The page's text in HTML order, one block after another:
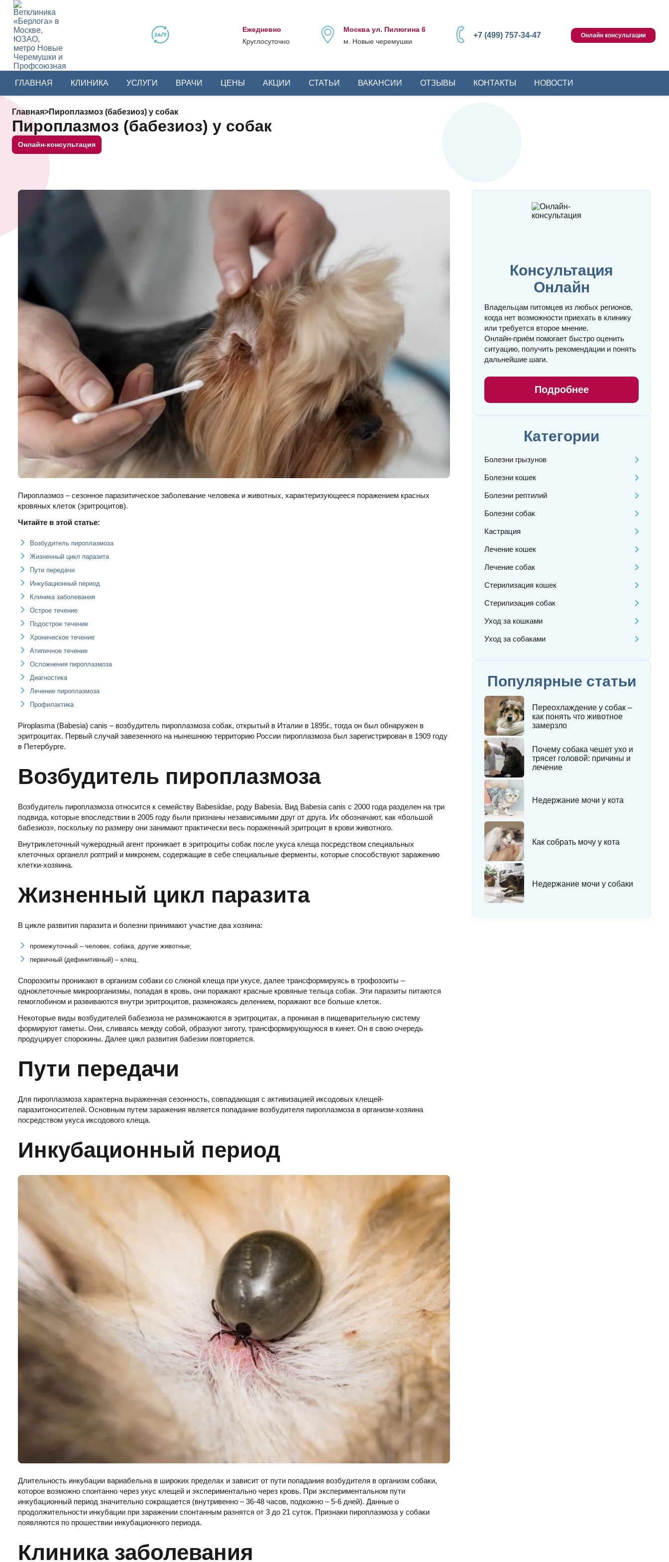
Ежедневно
Круглосуточно
Москва ул. Пилюгина 6
м. Новые черемушки
+7 (499) 757-34-47 Онлайн консультации
ГЛАВНАЯ КЛИНИКА УСЛУГИ ВРАЧИ ЦЕНЫ АКЦИИ СТАТЬИ ВАКАНСИИ ОТЗЫВЫ КОНТАКТЫ НОВОСТИ
Главная>Пироплазмоз (бабезиоз) у собак
Пироплазмоз (бабезиоз) у собак
Онлайн-консультация
Пироплазмоз – сезонное паразитическое заболевание человека и животных, характеризующееся поражением красных
кровяных клеток (эритроцитов).
Читайте в этой статье:
Возбудитель пироплазмоза
Жизненный цикл паразита
Пути передачи
Инкубационный период
Клиника заболевания
Острое течение
Подострое течение
Хроническое течение
Атипичное течение
Осложнения пироплазмоза
Диагностика
Лечение пироплазмоза
Профилактика
Piroplasma (Babesia) canis – возбудитель пироплазмоза собак, открытый в Италии в 1895г., тогда он был обнаружен в
эритроцитах. Первый случай завезенного на нынешнюю территорию России пироплазмоза был зарегистрирован в 1909 году
в Петербурге.
Возбудитель пироплазмоза
Возбудитель пироплазмоза относится к семейству Babesiidae, роду Babesia. Вид Babesia canis с 2000 года разделен на три
подвида, которые впоследствии в 2005 году были признаны независимыми друг от друга. Их обозначают, как «большой
бабезиоз», поскольку по размеру они занимают практически весь пораженный эритроцит в крови животного.
Внутриклеточный чужеродный агент проникает в эритроциты собак после укуса клеща посредством специальных
клеточных органелл роптрий и микронем, содержащие в себе специальные ферменты, которые способствуют заражению
клетки-хозяина.
Жизненный цикл паразита
В цикле развития паразита и болезни принимают участие два хозяина:
промежуточный – человек, собака, другие животные;
первичный (дефинитивный) – клещ.
Спорозоиты проникают в организм собаки со слюной клеща при укусе, далее трансформируясь в трофозоиты –
одноклеточные микроорганизмы, попадая в кровь, они поражают красные кровяные тельца собак. Эти паразиты питаются
гемоглобином и развиваются внутри эритроцитов, размножаясь делением, поражают все больше клеток.
Некоторые виды возбудителей бабезиоза не размножаются в эритроцитах, а проникая в пищеварительную систему
формируют гаметы. Они, сливаясь между собой, образуют зиготу, трансформирующуюся в кинет. Он в свою очередь
продуцирует спорокины. Далее цикл развития бабезии повторяется.
Пути передачи
Для пироплазмоза характерна выраженная сезонность, совпадающая с активизацией иксодовых клещей-
паразитоносителей. Основным путем заражения является попадание возбудителя пироплазмоза в организм-хозяина
посредством укуса иксодового клеща.
Инкубационный период
Длительность инкубации вариабельна в широких пределах и зависит от пути попадания возбудителя в организм собаки,
которое возможно спонтанно через укус клещей и экспериментально через кровь. При экспериментальном пути
инкубационный период значительно сокращается (внутривенно – 36-48 часов, подкожно – 5-6 дней). Данные о
продолжительности инкубации при заражении спонтанным разнятся от 3 до 21 суток. Признаки пироплазмоза у собаки
появляются по прошествии инкубационного периода.
Клиника заболевания
Консультация
Онлайн
Владельцам питомцев из любых регионов,
когда нет возможности приехать в клинику
или требуется второе мнение.
Онлайн‑приём помогает быстро оценить
ситуацию, получить рекомендации и понять
дальнейшие шаги.
Подробнее
Категории
Болезни грызунов
Болезни кошек
Болезни рептилий
Болезни собак
Кастрация
Лечение кошек
Лечение собак
Стерилизация кошек
Стерилизация собак
Уход за кошками
Уход за собаками
Популярные статьи
Переохлаждение у собак –
как понять что животное
замерзло
Почему собака чешет ухо и
трясет головой: причины и
лечение
Недержание мочи у кота
Как собрать мочу у кота
Недержание мочи у собаки